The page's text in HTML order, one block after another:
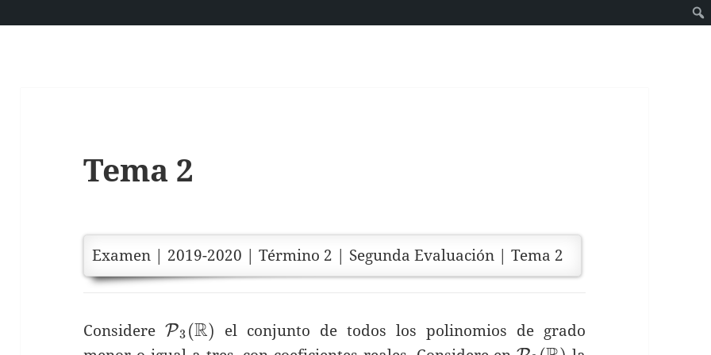
Tema 2
Examen | 2019-2020 | Término 2 | Segunda Evaluación | Tema 2
Considere\mathcal{P}_3
(\mathbb{R})
P3 (R) el conjunto de todos los polinomios de grado